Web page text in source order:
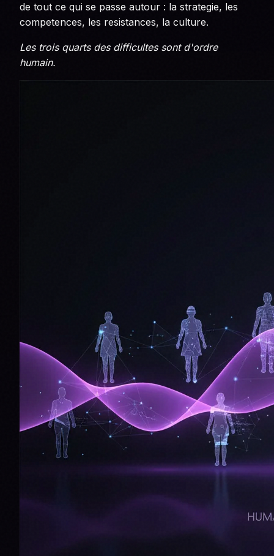
de tout ce qui se passe autour : la strategie, les
competences, les resistances, la culture.
Les trois quarts des difficultes sont d'ordre
humain.